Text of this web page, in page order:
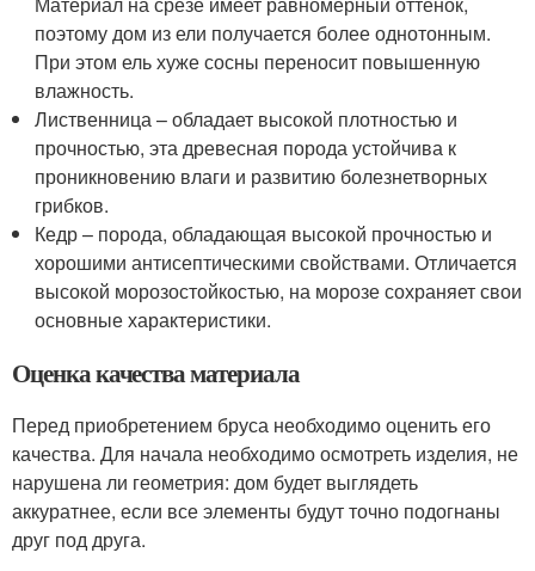
поэтому дом из ели получается более однотонным.
При этом ель хуже сосны переносит повышенную
влажность.
Лиственница – обладает высокой плотностью и
прочностью, эта древесная порода устойчива к
проникновению влаги и развитию болезнетворных
грибков.
Кедр – порода, обладающая высокой прочностью и
хорошими антисептическими свойствами. Отличается
высокой морозостойкостью, на морозе сохраняет свои
основные характеристики.
Оценка качества материала
Перед приобретением бруса необходимо оценить его
качества. Для начала необходимо осмотреть изделия, не
нарушена ли геометрия: дом будет выглядеть
аккуратнее, если все элементы будут точно подогнаны
друг под друга.